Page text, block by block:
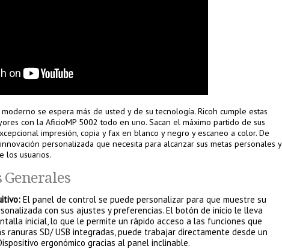
se espera más de usted y de su tecnología. Ricoh cumple estas
con la AficioMP 5002 todo en uno. Sacan el máximo partido de sus
impresión, copia y fax en blanco y negro y escaneo a color. De
personalizada que necesita para alcanzar sus metas personales y
los usuarios.
Generales
El panel de control se puede personalizar para que muestre su
con sus ajustes y preferencias. El botón de inicio le lleva
inicial, lo que le permite un rápido acceso a las funciones que
ranuras SD/ USB integradas, puede trabajar directamente desde un
ergonómico gracias al panel inclinable.